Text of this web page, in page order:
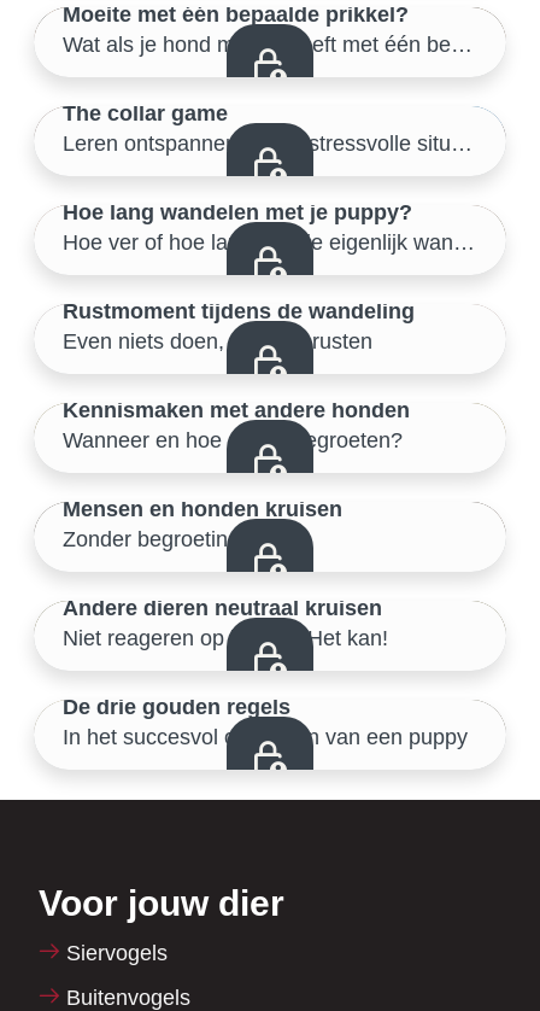
Samen de buitenwereld verkennen
Moeite met één bepaalde prikkel?
Wat als je hond moeite heeft met één bepaalde prikkel?
Samen de buitenwereld verkennen
The collar game
Leren ontspannen in een stressvolle situatie
Samen de buitenwereld verkennen
Hoe lang wandelen met je puppy?
Hoe ver of hoe lang mag je eigenlijk wandelen met een jonge pup?
Samen de buitenwereld verkennen
Rustmoment tijdens de wandeling
Even niets doen, gewoon rusten
Samen de buitenwereld verkennen
Kennismaken met andere honden
Wanneer en hoe elkaar begroeten?
Samen de buitenwereld verkennen
Mensen en honden kruisen
Zonder begroeting
Samen de buitenwereld verkennen
Andere dieren neutraal kruisen
Niet reageren op katten? Het kan!
Samen de buitenwereld verkennen
De drie gouden regels
In het succesvol opvoeden van een puppy
Voor jouw dier
Siervogels
Buitenvogels